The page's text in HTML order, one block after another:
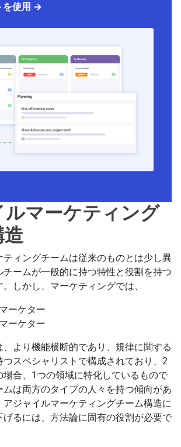
を使用 →
ルマーケティング
造
ティングチームは従来のものとは少し異
チームが一般的に持つ特性と役割を持つ
しかし、マーケティングでは、
ーケター
ーケター
より機能横断的であり、規律に関する
つスペシャリストで構成されており、2
場合、1つの領域に特化しているもので
は両方のタイプの人々を持つ傾向があ
アジャイルマーケティングチーム構造に
げるには、方法論に固有の役割が必要で